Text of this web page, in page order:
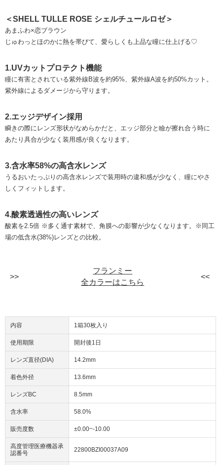
＜SHELL TULLE ROSE シェルチュールロゼ＞
あまふわ×恋ブラウン
じゅわっとほのかに熱を帯びて、愛らしくも上品な瞳に仕上げる♡
1.UVカットプロテクト機能
瞳に有害とされている紫外線B波を約95%、紫外線A波を約50%カット。
紫外線によるダメージから守ります。
2.エッジデザイン採用
瞬きの際にレンズ形状がなめらかだと、エッジ部分と瞼が擦れ合う時に
あたり具合が少なく装用感が良くなります。
3.含水率58%の高含水レンズ
うるおいたっぷりの高含水レンズで装用時の違和感が少なく、瞳にやさ
しくフィットします。
4.酸素透過性の高いレンズ
酸素を2.5倍 ※多く通す素材で、角膜への影響が少なくなります。※同工
場の低含水(38%)レンズとの比較。
フランミー
全カラーはこちら
内容 1箱30枚入り
使用期限 開封後1日
レンズ直径(DIA) 14.2mm
着色外径 13.6mm
レンズBC 8.5mm
含水率 58.0%
販売度数 ±0.00~-10.00
高度管理医療機器承
認番号
22800BZI00037A09